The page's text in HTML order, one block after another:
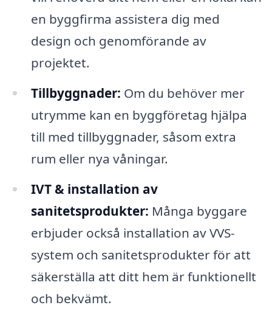
en byggfirma assistera dig med
design och genomförande av
projektet.
Tillbyggnader: Om du behöver mer
utrymme kan en byggföretag hjälpa
till med tillbyggnader, såsom extra
rum eller nya våningar.
IVT & installation av
sanitetsprodukter: Många byggare
erbjuder också installation av VVS-
system och sanitetsprodukter för att
säkerställa att ditt hem är funktionellt
och bekvämt.